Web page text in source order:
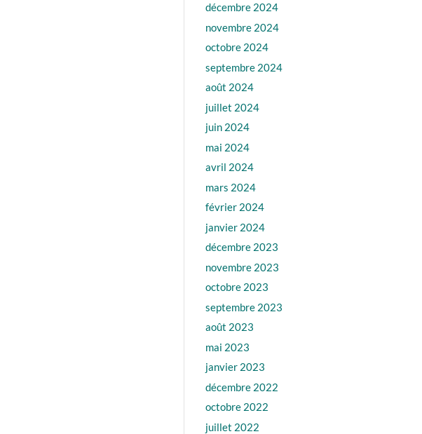
décembre 2024
novembre 2024
octobre 2024
septembre 2024
août 2024
juillet 2024
juin 2024
mai 2024
avril 2024
mars 2024
février 2024
janvier 2024
décembre 2023
novembre 2023
octobre 2023
septembre 2023
août 2023
mai 2023
janvier 2023
décembre 2022
octobre 2022
juillet 2022